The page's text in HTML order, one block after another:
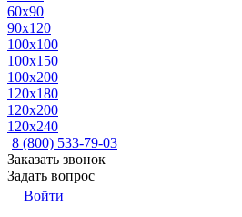
60x90
90x120
100x100
100x150
100x200
120x180
120x200
120x240
8 (800) 533-79-03
Заказать звонок
Задать вопрос
Войти